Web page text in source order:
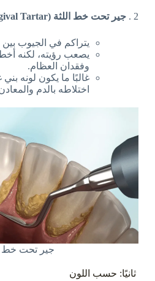
2 . جير تحت خط اللثة (Subgingival Tartar):
يتراكم في الجيوب بين
يصعب رؤيته، لكنه
وفقدان العظام.
غالبًا ما يكون لونه
اختلاطه بالدم
جير تحت خط
ثانيًا: حسب اللون